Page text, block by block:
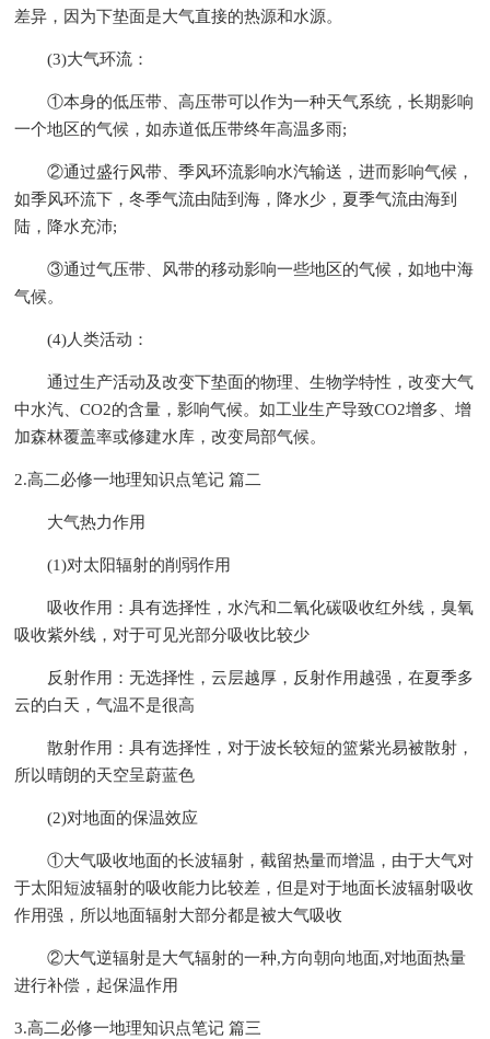
差异，因为下垫面是大气直接的热源和水源。
(3)大气环流：
①本身的低压带、高压带可以作为一种天气系统，长期影响
一个地区的气候，如赤道低压带终年高温多雨;
②通过盛行风带、季风环流影响水汽输送，进而影响气候，
如季风环流下，冬季气流由陆到海，降水少，夏季气流由海到
陆，降水充沛;
③通过气压带、风带的移动影响一些地区的气候，如地中海
气候。
(4)人类活动：
通过生产活动及改变下垫面的物理、生物学特性，改变大气
中水汽、CO2的含量，影响气候。如工业生产导致CO2增多、增
加森林覆盖率或修建水库，改变局部气候。
2.高二必修一地理知识点笔记 篇二
大气热力作用
(1)对太阳辐射的削弱作用
吸收作用：具有选择性，水汽和二氧化碳吸收红外线，臭氧
吸收紫外线，对于可见光部分吸收比较少
反射作用：无选择性，云层越厚，反射作用越强，在夏季多
云的白天，气温不是很高
散射作用：具有选择性，对于波长较短的篮紫光易被散射，
所以晴朗的天空呈蔚蓝色
(2)对地面的保温效应
①大气吸收地面的长波辐射，截留热量而增温，由于大气对
于太阳短波辐射的吸收能力比较差，但是对于地面长波辐射吸收
作用强，所以地面辐射大部分都是被大气吸收
②大气逆辐射是大气辐射的一种,方向朝向地面,对地面热量
进行补偿，起保温作用
3.高二必修一地理知识点笔记 篇三